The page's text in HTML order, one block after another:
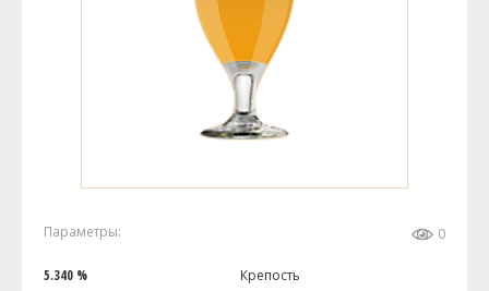
Параметры: 0
5.340 %
Крепость